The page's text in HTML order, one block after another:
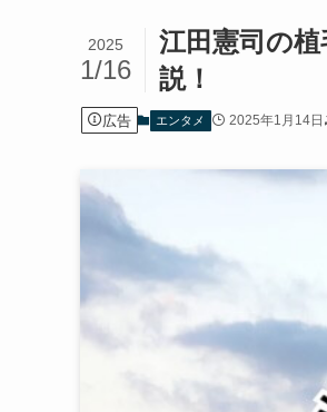
江田憲司の
説！
2025
1/16
広告 エンタメ 2025年1月14日